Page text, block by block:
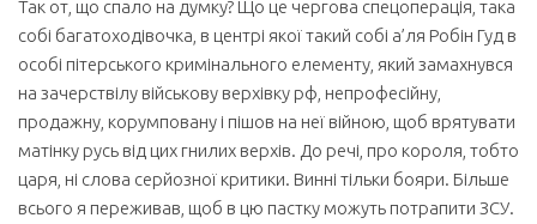
Так от, що спало на думку? Що це чергова спецоперація, така
собі багатоходівочка, в центрі якої такий собі а’ля Робін Гуд в
особі пітерського кримінального елементу, який замахнувся
на зачерствілу військову верхівку рф, непрофесійну,
продажну, корумповану і пішов на неї війною, щоб врятувати
матінку русь від цих гнилих верхів. До речі, про короля, тобто
царя, ні слова серйозної критики. Винні тільки бояри. Більше
всього я переживав, щоб в цю пастку можуть потрапити ЗСУ.